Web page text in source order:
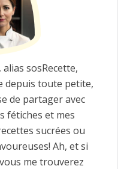
alias sosRecette,
depuis toute petite,
de partager avec
fétiches et mes
sucrées ou
Ah, et si
me trouverez